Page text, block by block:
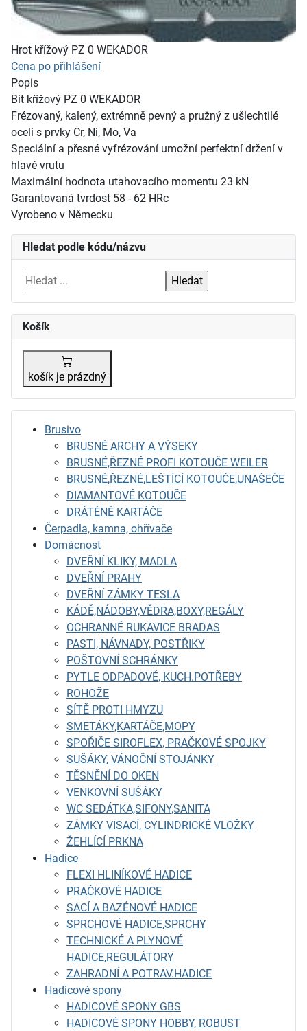
Hledat podle kódu/názvu
Košík
košík je prázdný
Brusivo
BRUSNÉ ARCHY A VÝSEKY
BRUSNÉ,ŘEZNÉ PROFI KOTOUČE WEILER
BRUSNÉ,ŘEZNÉ,LEŠTÍCÍ KOTOUČE,UNAŠEČE
DIAMANTOVÉ KOTOUČE
DRÁTĚNÉ KARTÁČE
Čerpadla, kamna, ohřívače
Domácnost
DVEŘNÍ KLIKY, MADLA
DVEŘNÍ PRAHY
DVEŘNÍ ZÁMKY TESLA
KÁDĚ,NÁDOBY,VĚDRA,BOXY,REGÁLY
OCHRANNÉ RUKAVICE BRADAS
PASTI, NÁVNADY, POSTŘIKY
POŠTOVNÍ SCHRÁNKY
PYTLE ODPADOVÉ, KUCH.POTŘEBY
ROHOŽE
SÍTĚ PROTI HMYZU
SMETÁKY,KARTÁČE,MOPY
SPOŘIČE SIROFLEX, PRAČKOVÉ SPOJKY
SUŠÁKY, VÁNOČNÍ STOJÁNKY
TĚSNĚNÍ DO OKEN
VENKOVNÍ SUŠÁKY
WC SEDÁTKA,SIFONY,SANITA
ZÁMKY VISACÍ, CYLINDRICKÉ VLOŽKY
ŽEHLÍCÍ PRKNA
Hadice
FLEXI HLINÍKOVÉ HADICE
PRAČKOVÉ HADICE
SACÍ A BAZÉNOVÉ HADICE
SPRCHOVÉ HADICE,SPRCHY
TECHNICKÉ A PLYNOVÉ
HADICE,REGULÁTORY
ZAHRADNÍ A POTRAV.HADICE
Hadicové spony
HADICOVÉ SPONY GBS
HADICOVÉ SPONY HOBBY, ROBUST
Hrot křížový PZ 0 WEKADOR
Cena po přihlášení
Popis
Bit křížový PZ 0 WEKADOR
Frézovaný, kalený, extrémně pevný a pružný z ušlechtilé
oceli s prvky Cr, Ni, Mo, Va
Speciální a přesné vyfrézování umožní perfektní držení v
hlavě vrutu
Maximální hodnota utahovacího momentu 23 kN
Garantovaná tvrdost 58 - 62 HRc
Vyrobeno v Německu